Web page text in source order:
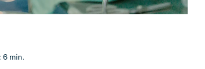
6 min.